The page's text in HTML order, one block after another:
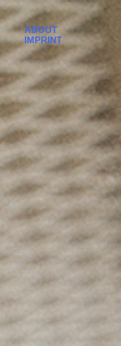
ABOUT
IMPRINT